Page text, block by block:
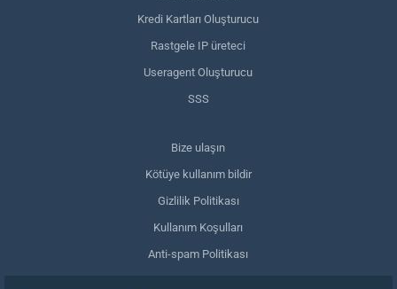
Kredi Kartları Oluşturucu
Rastgele IP üreteci
Useragent Oluşturucu
SSS
Bize ulaşın
Kötüye kullanım bildir
Gizlilik Politikası
Kullanım Koşulları
Anti-spam Politikası